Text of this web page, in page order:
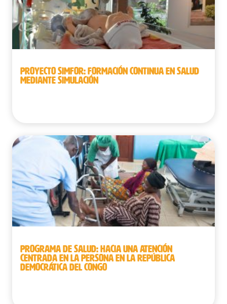
PROYECTO SIMFOR: FORMACIÓN CONTINUA EN SALUD
MEDIANTE SIMULACIÓN
PROGRAMA DE SALUD: HACIA UNA ATENCIÓN
CENTRADA EN LA PERSONA EN LA REPÚBLICA
DEMOCRÁTICA DEL CONGO